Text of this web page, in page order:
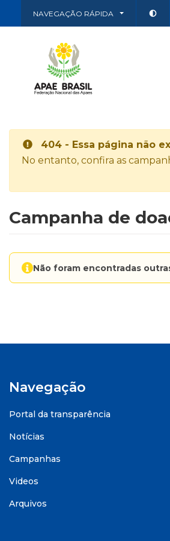
NAVEGAÇÃO RÁPIDA
404 - Essa página não
No entanto, confira as
Campanha de
Não foram encontradas
Navegação
Portal da transparência
Notícias
Campanhas
Videos
Arquivos